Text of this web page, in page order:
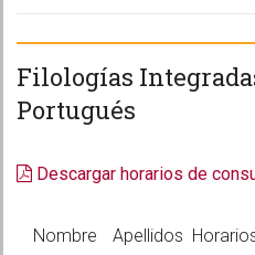
Filologías
Portugués
Descargar horarios de
Nombre Apellidos